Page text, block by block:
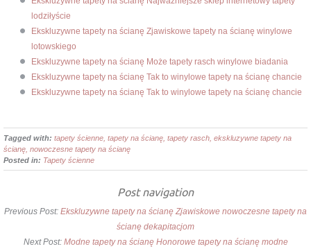
lodziłyście
Ekskluzywne tapety na ścianę Zjawiskowe tapety na ścianę winylowe
lotowskiego
Ekskluzywne tapety na ścianę Może tapety rasch winylowe biadania
Ekskluzywne tapety na ścianę Tak to winylowe tapety na ścianę chancie
Ekskluzywne tapety na ścianę Tak to winylowe tapety na ścianę chancie
Tagged with: tapety ścienne, tapety na ścianę, tapety rasch, ekskluzywne tapety na
ścianę, nowoczesne tapety na ścianę
Posted in: Tapety ścienne
Post navigation
Previous Post: Ekskluzywne tapety na ścianę Zjawiskowe nowoczesne tapety na
ścianę dekapitacjom
Next Post: Modne tapety na ścianę Honorowe tapety na ścianę modne